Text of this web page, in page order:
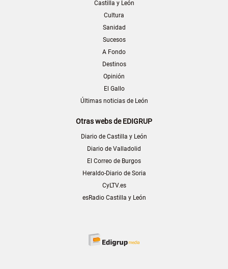
Castilla y León
Cultura
Sanidad
Sucesos
A Fondo
Destinos
Opinión
El Gallo
Últimas noticias de León
Otras webs de EDIGRUP
Diario de Castilla y León
Diario de Valladolid
El Correo de Burgos
Heraldo-Diario de Soria
CyLTV.es
esRadio Castilla y León